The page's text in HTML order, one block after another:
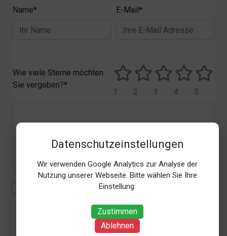
Datenschutzeinstellungen
Wir verwenden Google Analytics zur Analyse der
Nutzung unserer Webseite. Bitte wählen Sie Ihre
Einstellung:
Zustimmen
Ablehnen
Name* E-Mail*
Wie viele Sterne möchten
Sie vergeben?*
5
4
3
2
1
Mit der Erhebung, Verarbeitung und Nutzung meiner
Uhrzeit der Bewertungsabgabe, Referrer-URL) zum
Zweck der Bewertung erkläre ich mich